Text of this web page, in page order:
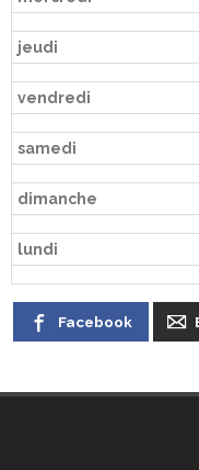
jeudi
vendredi
samedi
dimanche
lundi
Facebook